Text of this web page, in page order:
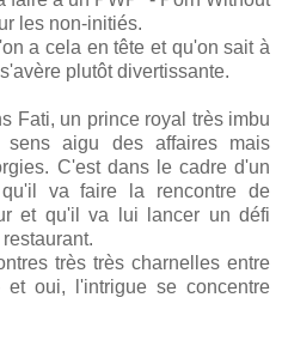
les non-initiés.
a cela en tête et qu'on sait à
plutôt divertissante.
Fati, un prince royal très imbu
aigu des affaires mais
C'est dans le cadre d'un
qu'il va faire la rencontre de
et qu'il va lui lancer un défi
très très charnelles entre
et oui, l'intrigue se concentre